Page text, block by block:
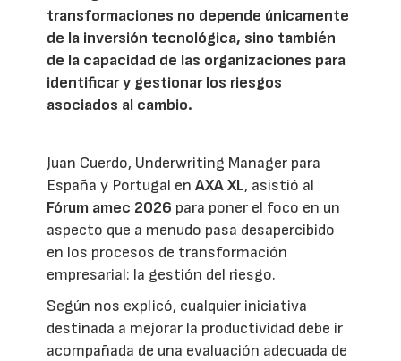
transformaciones no depende únicamente
de la inversión tecnológica, sino también
de la capacidad de las organizaciones para
identificar y gestionar los riesgos
asociados al cambio.
Juan Cuerdo, Underwriting Manager para
España y Portugal enAXA XL, asistió al
Fórum amec 2026 para poner el foco en un
aspecto que a menudo pasa desapercibido
en los procesos de transformación
empresarial: la gestión del riesgo.
Según nos explicó, cualquier iniciativa
destinada a mejorar la productividad debe ir
acompañada de una evaluación adecuada de